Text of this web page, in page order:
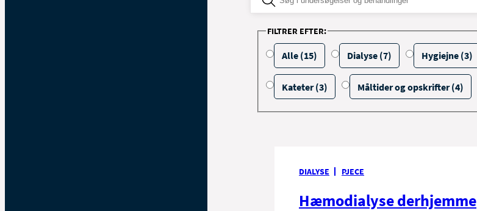
FILTRER EFTER:
Alle (15) Dialyse (7) Hygiejne (3)
Kateter (3) Måltider og opskrifter (4)
DIALYSE PJECE
Hæmodialyse derhjemme